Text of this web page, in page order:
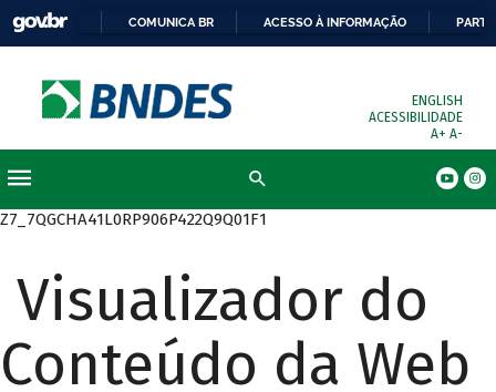
COMUNICA BR ACESSO À INFORMAÇÃO
ENGLISH
ACESSIBILIDADE
A+ A-
Z7_7QGCHA41L0RP906P422Q9Q01F1
Visualizador do
Conteúdo da Web